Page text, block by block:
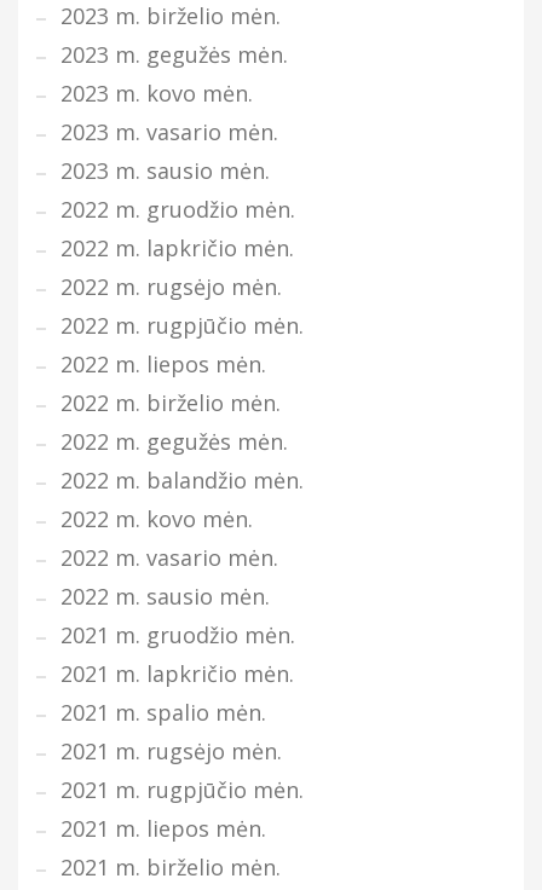
2023 m. birželio mėn.
2023 m. gegužės mėn.
2023 m. kovo mėn.
2023 m. vasario mėn.
2023 m. sausio mėn.
2022 m. gruodžio mėn.
2022 m. lapkričio mėn.
2022 m. rugsėjo mėn.
2022 m. rugpjūčio mėn.
2022 m. liepos mėn.
2022 m. birželio mėn.
2022 m. gegužės mėn.
2022 m. balandžio mėn.
2022 m. kovo mėn.
2022 m. vasario mėn.
2022 m. sausio mėn.
2021 m. gruodžio mėn.
2021 m. lapkričio mėn.
2021 m. spalio mėn.
2021 m. rugsėjo mėn.
2021 m. rugpjūčio mėn.
2021 m. liepos mėn.
2021 m. birželio mėn.